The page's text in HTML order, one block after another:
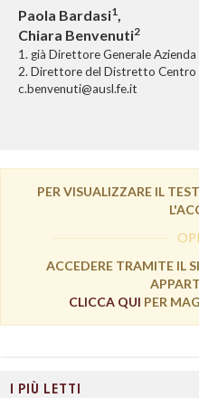
Paola Bardasi1,
Chiara Benvenuti2
1. già Direttore Generale Azienda
2. Direttore del Distretto Centro
c.benvenuti@ausl.fe.it
PER VISUALIZZARE IL
ACCEDERE TRAMITE IL
CLICCA QUI PER
I PIÙ LETTI